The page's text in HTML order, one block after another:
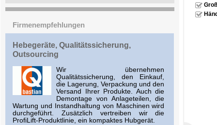
Firmenempfehlungen
Hebegeräte, Qualitätssicherung,
Outsourcing
Wir übernehmen
Qualitätssicherung, den Einkauf,
die Lagerung, Verpackung und den
Versand Ihrer Produkte. Auch die
Demontage von Anlageteilen, die
Wartung und Instandhaltung von Maschinen wird
durchgeführt. Zusätzlich vertreiben wir die
ProfiLift-Produktlinie, ein kompaktes Hubgerät.